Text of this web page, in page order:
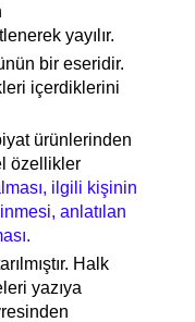
yayılır.
bir eseridir.
içerdiklerini
ürünlerinden
özellikler
ilgili kişinin
anlatılan
Halk
yazıya